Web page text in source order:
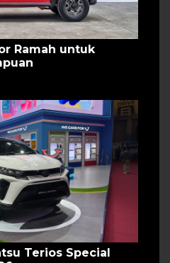
Ramah untuk
Terios Special